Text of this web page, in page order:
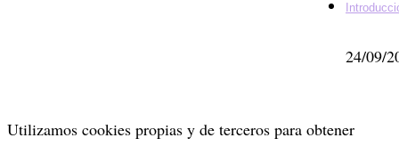
24/09/
Utilizamos cookies propias y de terceros para obtener